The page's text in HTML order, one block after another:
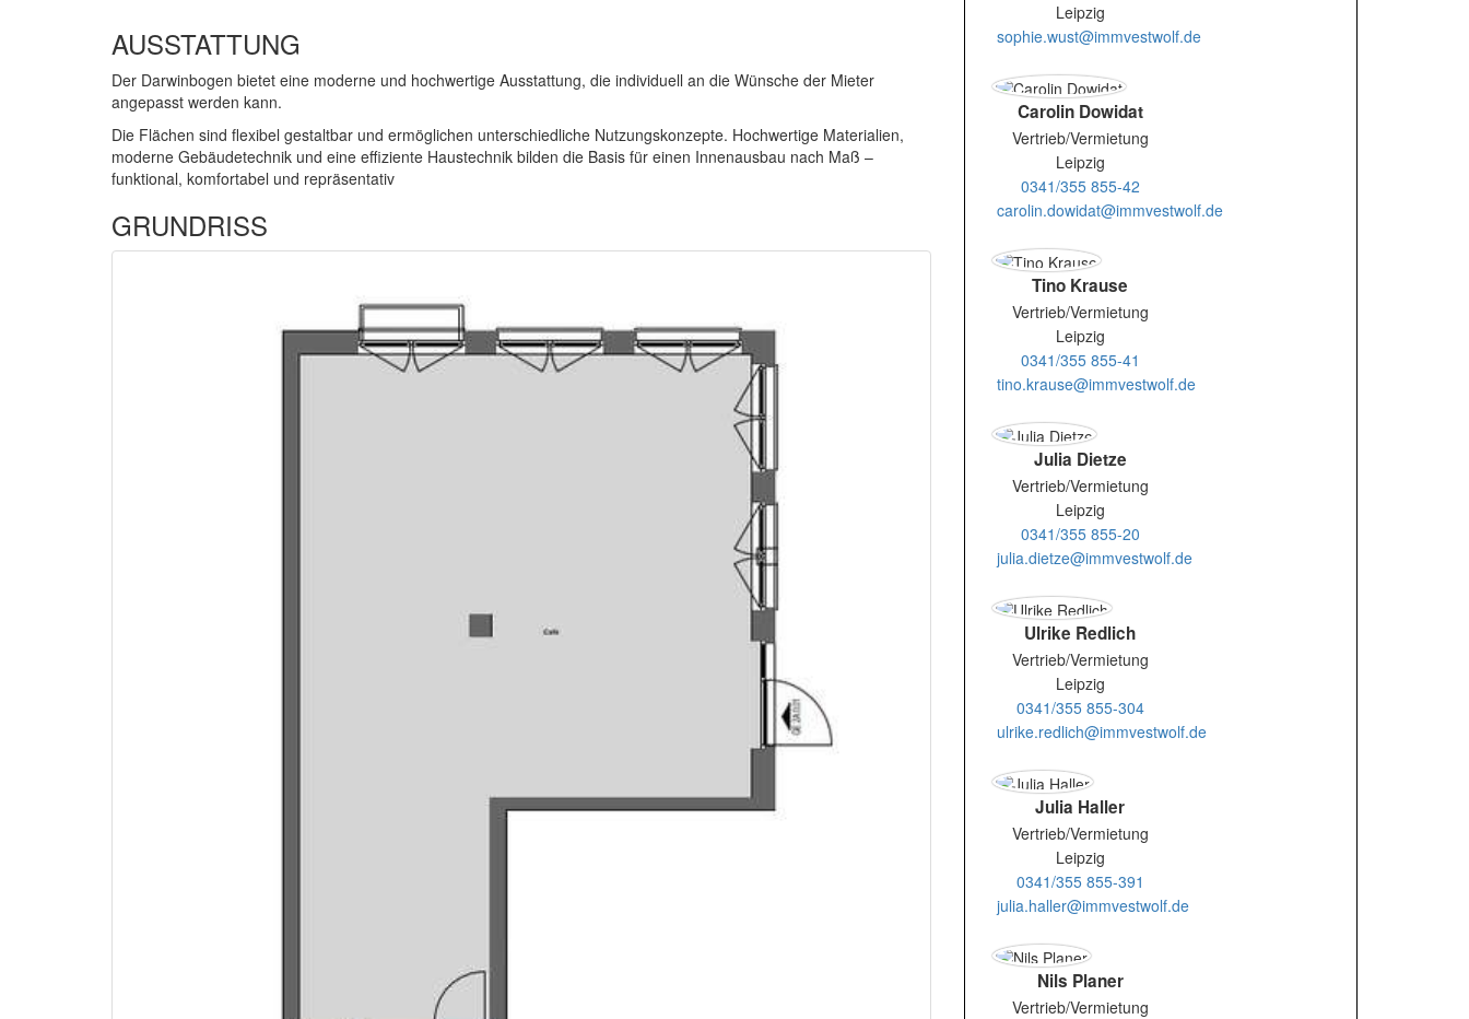
AUSSTATTUNG
Der Darwinbogen bietet eine moderne und hochwertige Ausstattung, die individuell an die Wünsche der Mieter
angepasst werden kann.
Die Flächen sind flexibel gestaltbar und ermöglichen unterschiedliche Nutzungskonzepte. Hochwertige Materialien,
moderne Gebäudetechnik und eine effiziente Haustechnik bilden die Basis für einen Innenausbau nach Maß –
funktional, komfortabel und repräsentativ
GRUNDRISS
Leipzig
sophie.wust@immvestwolf.de
Carolin Dowidat
Vertrieb/Vermietung
Leipzig
0341/355 855-42
carolin.dowidat@immvestwolf.de
Tino Krause
Vertrieb/Vermietung
Leipzig
0341/355 855-41
tino.krause@immvestwolf.de
Julia Dietze
Vertrieb/Vermietung
Leipzig
0341/355 855-20
julia.dietze@immvestwolf.de
Ulrike Redlich
Vertrieb/Vermietung
Leipzig
0341/355 855-304
ulrike.redlich@immvestwolf.de
Julia Haller
Vertrieb/Vermietung
Leipzig
0341/355 855-391
julia.haller@immvestwolf.de
Nils Planer
Vertrieb/Vermietung